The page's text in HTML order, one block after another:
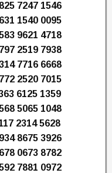
7247 1546
1540 0095
9621 4718
2519 7938
7716 6668
2520 7015
6125 1359
5065 1048
2314 5628
8675 3926
0673 8782
7881 0972